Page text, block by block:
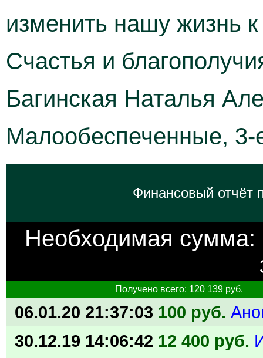
изменить нашу жизнь
Счастья и
Багинская Наталья
Малообеспеченные, 3-
Финансовый отчёт
Необходимая сумма:
Получено всего: 120 139 руб.
06.01.20 21:37:03 100 руб.
30.12.19 14:06:42 12 400 руб.